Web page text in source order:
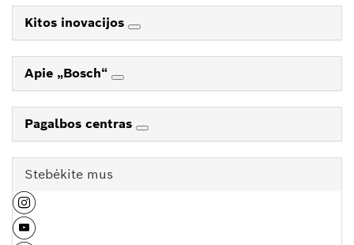
Kitos inovacijos
Apie „Bosch“
Pagalbos centras
Stebėkite mus